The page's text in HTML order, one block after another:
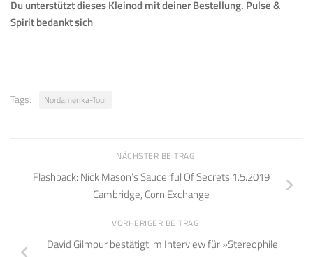
Du unterstützt dieses Kleinod mit deiner Bestellung. Pulse &
Spirit bedankt sich
Tags: Nordamerika-Tour
NÄCHSTER BEITRAG
Flashback: Nick Mason’s Saucerful Of Secrets 1.5.2019
Cambridge, Corn Exchange
VORHERIGER BEITRAG
David Gilmour bestätigt im Interview für »Stereophile